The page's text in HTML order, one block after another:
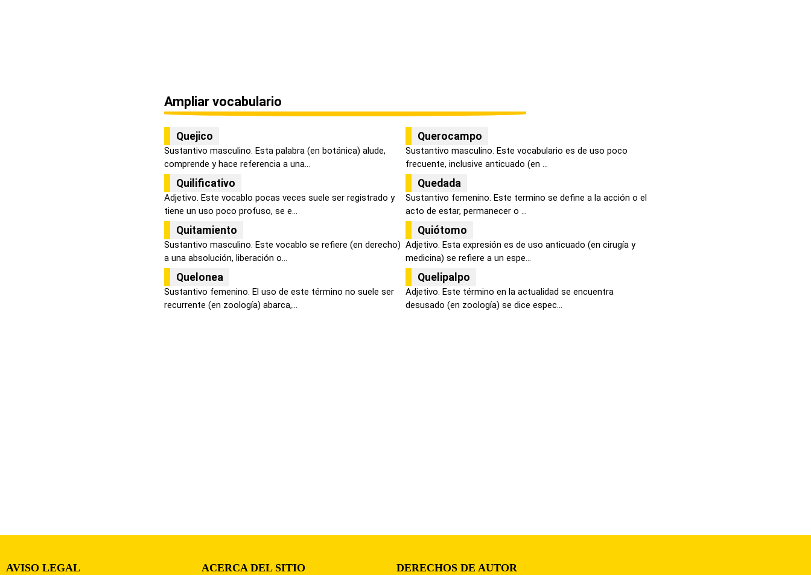
Ampliar vocabulario
Quejico
Sustantivo masculino. Esta palabra (en botánica) alude,
comprende y hace referencia a una...
Querocampo
Sustantivo masculino. Este vocabulario es de uso poco
frecuente, inclusive anticuado (en ...
Quilificativo
Adjetivo. Este vocablo pocas veces suele ser registrado y
tiene un uso poco profuso, se e...
Quedada
Sustantivo femenino. Este termino se define a la acción o el
acto de estar, permanecer o ...
Quitamiento
Sustantivo masculino. Este vocablo se refiere (en derecho)
a una absolución, liberación o...
Quiótomo
Adjetivo. Esta expresión es de uso anticuado (en cirugía y
medicina) se refiere a un espe...
Quelonea
Sustantivo femenino. El uso de este término no suele ser
recurrente (en zoología) abarca,...
Quelipalpo
Adjetivo. Este término en la actualidad se encuentra
desusado (en zoología) se dice espec...
AVISO LEGAL ACERCA DEL SITIO DERECHOS DE AUTOR